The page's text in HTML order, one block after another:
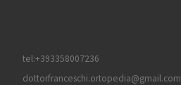
tel:+393358007236
dottorfranceschi.ortopedia@gmail.com